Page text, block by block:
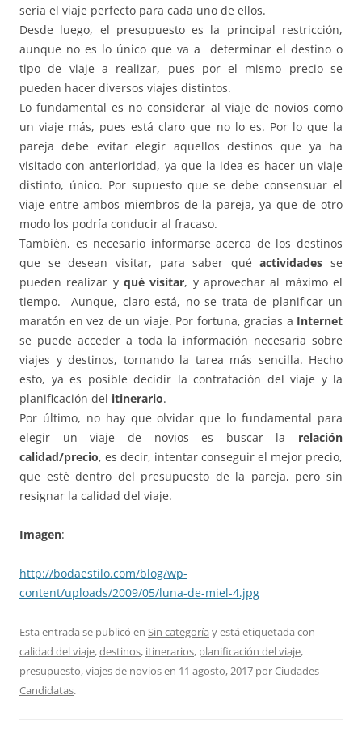
sería el viaje perfecto para cada uno de ellos.
Desde luego, el presupuesto es la principal restricción,
aunque no es lo único que va a determinar el destino o
tipo de viaje a realizar, pues por el mismo precio se
pueden hacer diversos viajes distintos.
Lo fundamental es no considerar al viaje de novios como
un viaje más, pues está claro que no lo es. Por lo que la
pareja debe evitar elegir aquellos destinos que ya ha
visitado con anterioridad, ya que la idea es hacer un viaje
distinto, único. Por supuesto que se debe consensuar el
viaje entre ambos miembros de la pareja, ya que de otro
modo los podría conducir al fracaso.
También, es necesario informarse acerca de los destinos
que se desean visitar, para saber quéactividades se
pueden realizar y qué visitar, y aprovechar al máximo el
tiempo. Aunque, claro está, no se trata de planificar un
maratón en vez de un viaje. Por fortuna, gracias a Internet
se puede acceder a toda la información necesaria sobre
viajes y destinos, tornando la tarea más sencilla. Hecho
esto, ya es posible decidir la contratación del viaje y la
planificación del itinerario.
Por último, no hay que olvidar que lo fundamental para
elegir un viaje de novios es buscar la relación
calidad/precio, es decir, intentar conseguir el mejor precio,
que esté dentro del presupuesto de la pareja, pero sin
resignar la calidad del viaje.
Imagen:
http://bodaestilo.com/blog/wp-
content/uploads/2009/05/luna-de-miel-4.jpg
Esta entrada se publicó en Sin categoría y está etiquetada con
calidad del viaje,destinos, itinerarios, planificación del viaje,
presupuesto,viajes de noviosen 11 agosto, 2017 porCiudades
Candidatas.